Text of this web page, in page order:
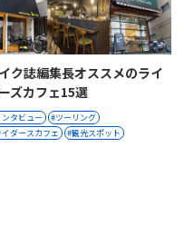
ク誌編集長オススメのライ
ズカフェ15選
タビュー
ツーリング
ダースカフェ
観光スポット